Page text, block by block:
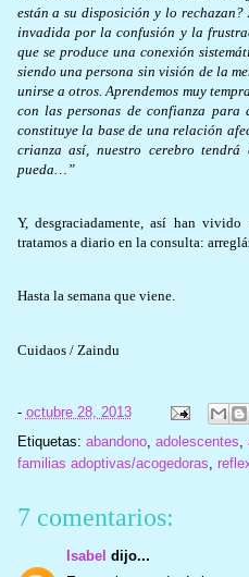
están a su disposición y lo
invadida por la confusión y la
que se produce una conexión
siendo una persona sin visión de la
unirse a otros. Aprendemos muy
con las personas de confianza
constituye la base de una relación
crianza así, nuestro cerebro tendrá
pueda…”
Y, desgraciadamente, así han
tratamos a diario en la consulta:
Hasta la semana que viene.
Cuidaos / Zaindu
- octubre 28, 2013
Etiquetas: abandono, adolescentes
familias adoptivas/acogedoras
7 comentarios:
Isabel dijo...